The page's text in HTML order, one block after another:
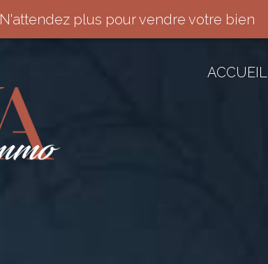
N'attendez plus pour vendre votre bien
ACCUEIL